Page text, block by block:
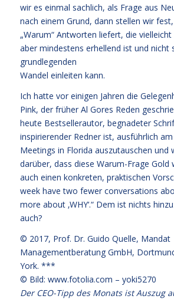
wir es einmal sachlich, als Frage aus
nach einem Grund, dann stellen wir
„Warum“ Antworten liefert, die
aber mindestens erhellend ist und nicht
grundlegenden
Wandel einleiten kann.
Ich hatte vor einigen Jahren die
Pink, der früher Al Gores Reden
heute Bestsellerautor, begnadeter
inspirierender Redner ist, ausführlich
Meetings in Florida auszutauschen und
darüber, dass diese Warum-Frage Gold
auch einen konkreten, praktischen
week have two fewer conversations
more about ‚WHY‘.“ Dem ist nichts
auch?
© 2017, Prof. Dr. Guido Quelle, Mandat
Managementberatung GmbH,
York. ***
© Bild: www.fotolia.com – yoki5270
Der CEO-Tipp des Monats ist Auszug